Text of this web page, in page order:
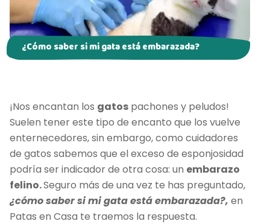
¿Cómo saber si mi gata está embarazada?
¡Nos encantan los gatos pachones y peludos!
Suelen tener este tipo de encanto que los vuelve
enternecedores, sin embargo, como cuidadores
de gatos sabemos que el exceso de esponjosidad
podría ser indicador de otra cosa: un embarazo
felino.Seguro más de una vez te has preguntado,
¿cómo saber si mi gata está embarazada?, en
Patas en Casa te traemos la respuesta.